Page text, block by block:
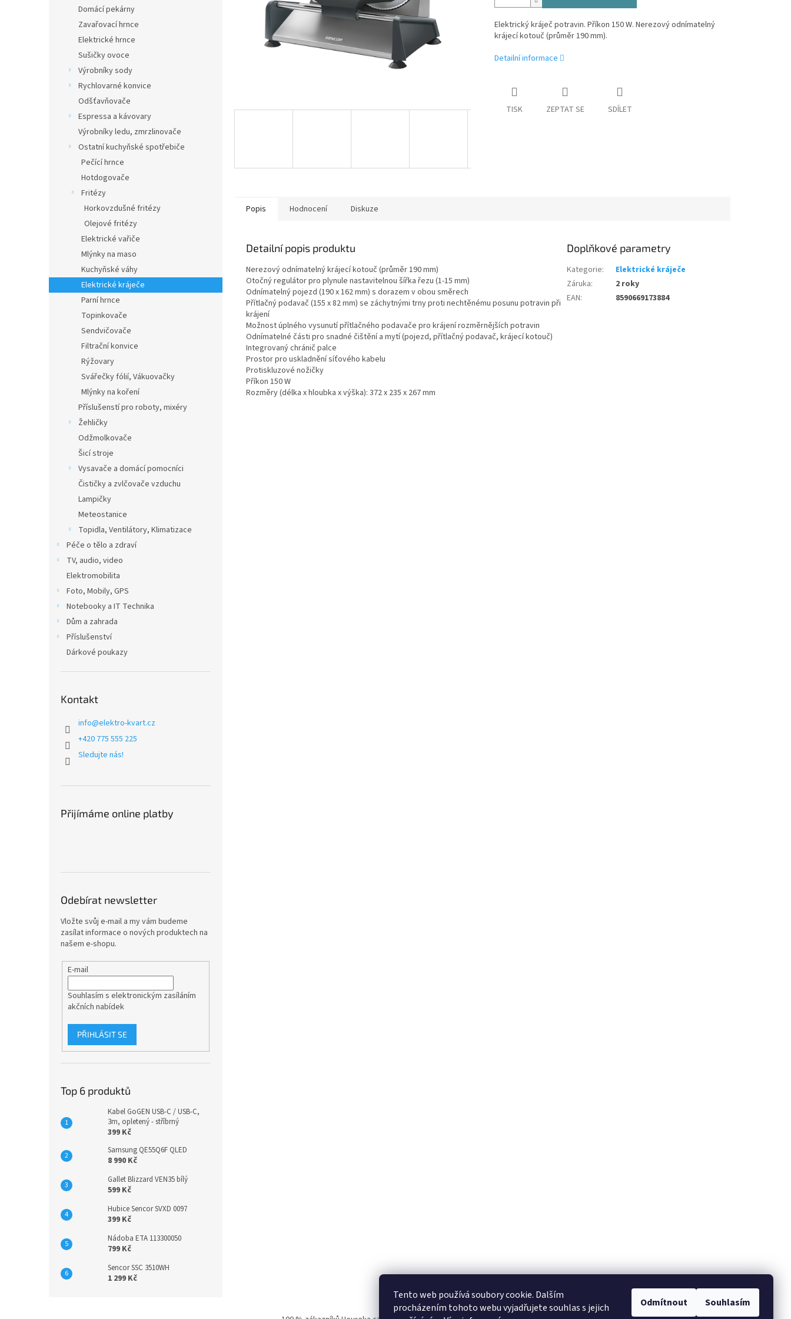
Tento web používá soubory cookie. Dalším
procházením tohoto webu vyjadřujete souhlas s jejich
Odmítnout Souhlasím
Domácí pekárny
Zavařovací hrnce
Elektrické hrnce
Sušičky ovoce
Výrobníky sody
Rychlovarné konvice
Odšťavňovače
Espressa a kávovary
Výrobníky ledu, zmrzlinovače
Ostatní kuchyňské spotřebiče
Pečící hrnce
Hotdogovače
Fritézy
Horkovzdušné fritézy
Olejové fritézy
Elektrické vařiče
Mlýnky na maso
Kuchyňské váhy
Elektrické kráječe
Parní hrnce
Topinkovače
Sendvičovače
Filtrační konvice
Rýžovary
Svářečky fólií, Vákuovačky
Mlýnky na koření
Příslušenstí pro roboty, mixéry
Žehličky
Odžmolkovače
Šicí stroje
Vysavače a domácí pomocníci
Čističky a zvlčovače vzduchu
Lampičky
Meteostanice
Topidla, Ventilátory, Klimatizace
Péče o tělo a zdraví
TV, audio, video
Elektromobilita
Foto, Mobily, GPS
Notebooky a IT Technika
Dům a zahrada
Příslušenství
Dárkové poukazy
Kontakt
info@elektro-kvart.cz
+420 775 555 225
Sledujte nás!
Přijímáme online platby
Odebírat newsletter
Vložte svůj e-mail a my vám budeme
zasílat informace o nových produktech na
našem e-shopu.
E-mail
Souhlasím s elektronickým zasíláním
akčních nabídek
PŘIHLÁSIT SE
Top 6 produktů
Kabel GoGEN USB-C / USB-C,
3m, opletený - stříbrný
399 Kč
Samsung QE55Q6F QLED
8 990 Kč
Gallet Blizzard VEN35 bílý
599 Kč
Hubice Sencor SVXD 0097
399 Kč
Nádoba ETA 113300050
799 Kč
Sencor SSC 3510WH
1 299 Kč
Elektrický kráječ potravin. Příkon 150 W. Nerezový odnímatelný
krájecí kotouč (průměr 190 mm).
Detailní informace
TISK ZEPTAT SE SDÍLET
Popis Hodnocení Diskuze
Detailní popis produktu
Nerezový odnímatelný krájecí kotouč (průměr 190 mm)
Otočný regulátor pro plynule nastavitelnou šířka řezu (1-15 mm)
Odnímatelný pojezd (190 x 162 mm) s dorazem v obou směrech
Přítlačný podavač (155 x 82 mm) se záchytnými trny proti nechtěnému posunu potravin při
krájení
Možnost úplného vysunutí přítlačného podavače pro krájení rozměrnějších potravin
Odnímatelné části pro snadné čištění a mytí (pojezd, přítlačný podavač, krájecí kotouč)
Integrovaný chránič palce
Prostor pro uskladnění síťového kabelu
Protiskluzové nožičky
Příkon 150 W
Rozměry (délka x hloubka x výška): 372 x 235 x 267 mm
Doplňkové parametry
Kategorie:
Elektrické kráječe
Záruka:
2 roky
EAN: 8590669173884